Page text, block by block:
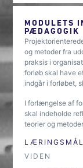
MODULETS
PÆDAGOGIK
og metoder fra
praksis i
forløb skal have
indgår i forløbet,
I forlængelse af
skal indeholde
teorier og
LÆRINGSMÅL
VIDEN